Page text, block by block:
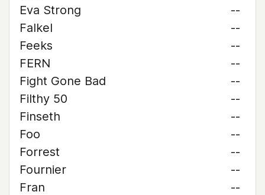
Eva Strong
--
Falkel
--
Feeks
--
FERN
--
Fight Gone Bad
--
Filthy 50
--
Finseth
--
Foo
--
Forrest
--
Fournier
--
Fran
--